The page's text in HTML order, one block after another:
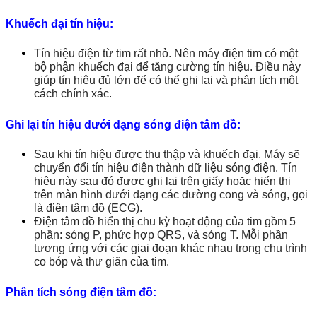
Khuếch đại tín hiệu:
Tín hiệu điện từ tim rất nhỏ. Nên máy điện tim có một
bộ phận khuếch đại để tăng cường tín hiệu. Điều này
giúp tín hiệu đủ lớn để có thể ghi lại và phân tích một
cách chính xác.
Ghi lại tín hiệu dưới dạng sóng điện tâm đồ:
Sau khi tín hiệu được thu thập và khuếch đại. Máy sẽ
chuyển đổi tín hiệu điện thành dữ liệu sóng điện. Tín
hiệu này sau đó được ghi lại trên giấy hoặc hiển thị
trên màn hình dưới dạng các đường cong và sóng, gọi
là điện tâm đồ (ECG).
Điện tâm đồ hiển thị chu kỳ hoạt động của tim gồm 5
phần: sóng P, phức hợp QRS, và sóng T. Mỗi phần
tương ứng với các giai đoạn khác nhau trong chu trình
co bóp và thư giãn của tim.
Phân tích sóng điện tâm đồ: